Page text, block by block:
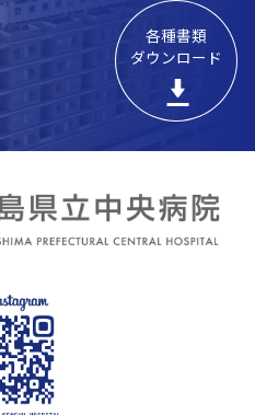
各種書類
ダウンロード